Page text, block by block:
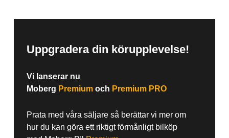
Uppgradera din körupplevelse!
Vi lanserar nu
Moberg Premiumoch Premium PRO
Prata med våra säljare så berättar vi mer om
hur du kan göra ett riktigt förmånligt bilköp